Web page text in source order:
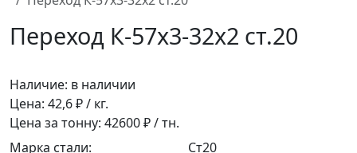
Переход К-57х3-32х2 ст.20
Наличие: в наличии
Цена: 42,6₽ / кг.
Цена за тонну: 42600₽ / тн.
Марка стали:
Ст20